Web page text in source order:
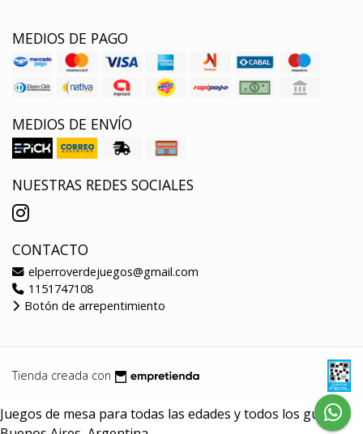
MEDIOS DE PAGO
MEDIOS DE ENVÍO
NUESTRAS REDES SOCIALES
CONTACTO
elperroverdejuegos@gmail.com
1151747108
Botón de arrepentimiento
Tienda creada con
Juegos de mesa para todas las edades y todos los gustos.